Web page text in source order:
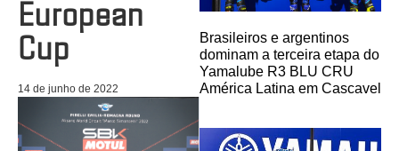
European
Cup
14 de junho de 2022
Brasileiros e argentinos
dominam a terceira etapa do
Yamalube R3 BLU CRU
América Latina em Cascavel